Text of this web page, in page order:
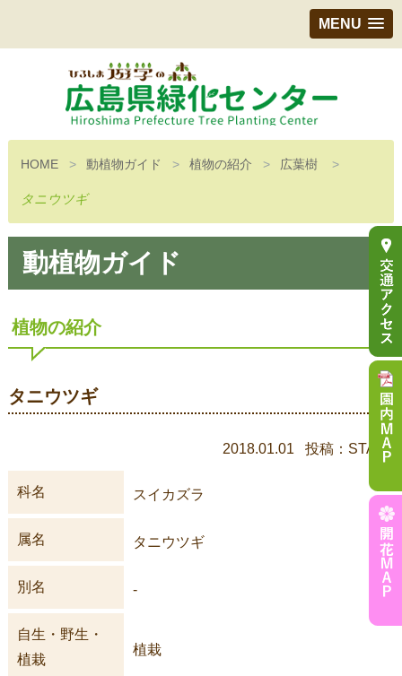
MENU
HOME 動植物ガイド 植物の紹介 広葉樹
タニウツギ
動植物ガイド
植物の紹介
タニウツギ
2018.01.01 投稿：STAFF
科名 スイカズラ
属名 タニウツギ
別名 -
自生・野生・
植栽
植栽